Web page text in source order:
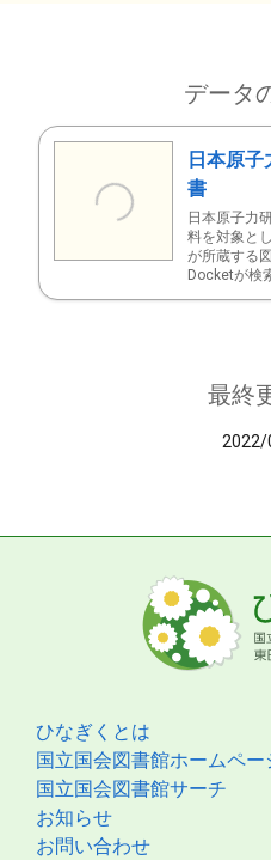
データ
日本原
書
日本原子力
料を対象と
が所蔵する図
Docketが検
最終
2022/
ひなぎくとは
国立国会図書館ホームペー
国立国会図書館サーチ
お知らせ
お問い合わせ